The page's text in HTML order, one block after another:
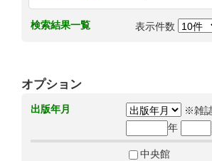
検索結果一覧 表示件数
オプション
出版年月
※雑
年
中央館